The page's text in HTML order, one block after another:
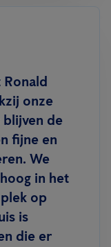
onze
blijven de
fijne en
We
in het
op
is
die er